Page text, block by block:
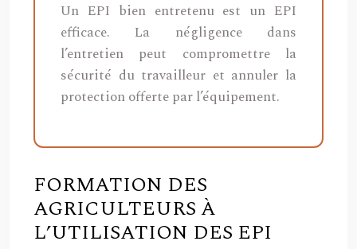
Un EPI bien entretenu est un EPI
efficace. La négligence dans
l’entretien peut compromettre la
sécurité du travailleur et annuler la
protection offerte par l’équipement.
FORMATION DES
AGRICULTEURS À
L’UTILISATION DES EPI